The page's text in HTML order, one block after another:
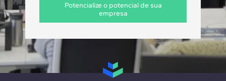
Potencialize o potencial de sua
empresa